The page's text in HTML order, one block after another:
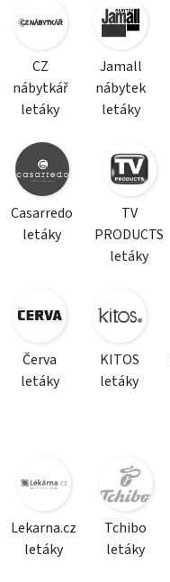
CZ
nábytkář
letáky
Jamall
nábytek
letáky
Casarredo
letáky
TV
PRODUCTS
letáky
Červa
letáky
KITOS
letáky
Lekarna.cz
letáky
Tchibo
letáky